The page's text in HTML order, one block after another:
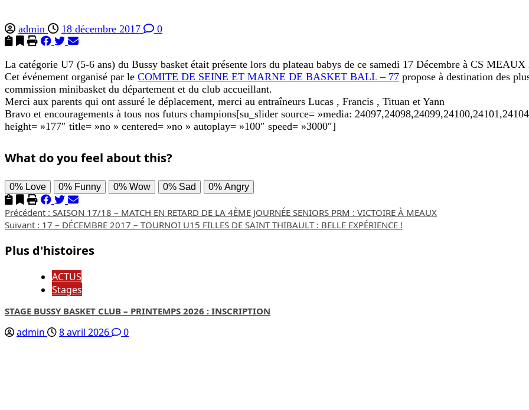
admin 18 décembre 2017 0
La catégorie U7 (5-6 ans) du Bussy basket était présente lors du plateau babys de ce samedi 17 Décembre à CS
Cet événement organisé par le COMITE DE SEINE ET MARNE DE BASKET BALL – 77 propose à destination des
commission minibasket du département et du club accueillant.
Merci aux parents qui ont assuré le déplacement, merci au entraîneurs Lucas , Francis , Tituan et Yann
Bravo et encouragements à tous nos futurs champions[su_slider source= »media:
height= »177″ title= »no » centered= »no » autoplay= »100″ speed= »3000″]
What do you feel about this?
0% Love 0% Funny 0% Wow 0% Sad 0% Angry
Navigation
d’article
Précédent : SAISON 17/18 – MATCH EN RETARD DE LA 4ÈME JOURNÉE SENIORS PRM : VICTOIRE À MEAUX
Suivant : 17 – DÉCEMBRE 2017 – TOURNOI U15 FILLES DE SAINT THIBAULT : BELLE EXPÉRIENCE !
Plus d'histoires
ACTUS
Stages
STAGE BUSSY BASKET CLUB – PRINTEMPS 2026 : INSCRIPTION
admin 8 avril 2026 0